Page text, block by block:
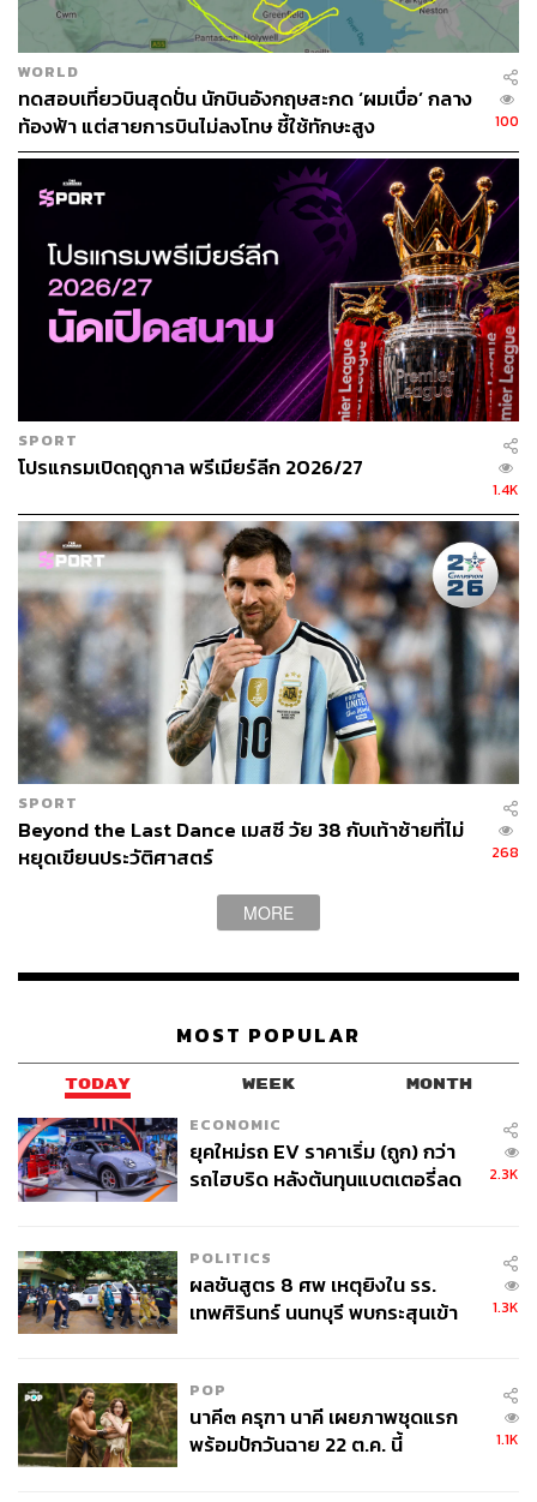
และความบันเทิงในชีวิตของเขามีเพียงแค่ตัวหมากและ
ตารางหมากรุกแค่นั้น
“ตอนที่ผมเล็กๆ ผมกับพี่ชายเล่นกันแค่หมากรุกเท่านั้น” อาร์
โนลด์เคยให้สัมภาษณ์ถึงชีวิตในวัยเยาว์ด้วยรอยยิ้ม
“นั่นเป็นเพราะครอบครัวของผมค่อนข้างที่จะเข้มงวดในเรื่อง
การศึกษาอย่างมาก ผมเลยต้องเน้นการเรียน ทีนี้ที่โรงเรียนมี
หมากรุกให้เล่น ซึ่งผมก็ชอบเล่นด้วย ผมก็เลยเล่นหมากรุก
ตลอดในช่วงเล็กๆ”
วันนั้นไม่มีใครคิดหรอกครับว่าอีกไม่กี่ปีข้างหน้าเขาจะกลาย
เป็นความหวังใหม่ของคนทั้งเมือง
ในวัย 6 ขวบ เจ้าหนูอาร์โนลด์ก็เข้าตา เอียน บาร์ริแกน โค้ช
ทีมเยาวชนของลิเวอร์พูลแบบที่ไม่เคยมีใครคาดคิด ก่อนจะ
ได้รับการชักชวนให้เข้ามาอยู่ในอคาเดมีของทีม ‘หงส์แดง’
ในเวลาต่อมา
มันเป็นจุดพลิกผันครั้งแรกที่เปลี่ยนความสนใจของอาร์โนลด์
จากตารางหมากรุกสีขาวดำมาสู่สนามฟุตบอลสีเขียว
และจากตัวขุน ตัวเรือ ตัวม้า สู่ปีกซ้าย แบ็กขวา และลูก
ฟุตบอล
ความโชคดีของเขาคือการที่เขาเติบโตในครอบครัวและสิ่ง
แวดล้อมที่ดี การเลี้ยงดูของพ่อและแม่ที่เหมือนจะเข้มงวด แต่
โดยเนื้อแท้คือความรักและปรารถนาดีที่อยากเห็นเขาเติบโต
เป็นคนที่ดีและมีคุณภาพของสังคม
ดังนั้นแรงกระตุ้นที่เขาได้รับในวัยเด็กจึงเป็นแรงกระตุ้นใน
และพลังบวกนั้นก็กลายเป็นหนึ่งในต้นทุนชีวิตที่สำคัญที่สุด
เดินได้อย่างถูกต้องและปราศจากความกังวล
ที่เหลือนั้นอยู่ที่ตัวของเขาเอง และโชคดีที่เขาเป็นเด็ก ‘รักดี’
มันเป็นหนึ่งในเหตุผลที่ทำให้เขาไปได้ไกลและเร็วกว่าคนอื่น
WORLD
ทดสอบเที่ยวบินสุดปั่น นักบินอังกฤษสะกด ‘ผมเบื่อ’ กลาง
ท้องฟ้า แต่สายการบินไม่ลงโทษ ชี้ใช้ทักษะสูง
100
SPORT
โปรแกรมเปิดฤดูกาล พรีเมียร์ลีก 2026/27
1.4K
SPORT
Beyond the Last Dance เมสซี วัย 38 กับเท้าซ้ายที่ไม่
หยุดเขียนประวัติศาสตร์
268
MORE
MOST POPULAR
TODAY WEEK MONTH
ECONOMIC
ยุคใหม่รถ EV ราคาเริ่ม (ถูก) กว่า
รถไฮบริด หลังต้นทุนแบตเตอรี่ลด
2.3K
POLITICS
ผลชันสูตร 8 ศพ เหตุยิงใน รร.
เทพศิรินทร์ นนทบุรี พบกระสุนเข้า
1.3K
POP
นาคี๓ ครุฑา นาคี เผยภาพชุดแรก
พร้อมปักวันฉาย 22 ต.ค. นี้
1.1K